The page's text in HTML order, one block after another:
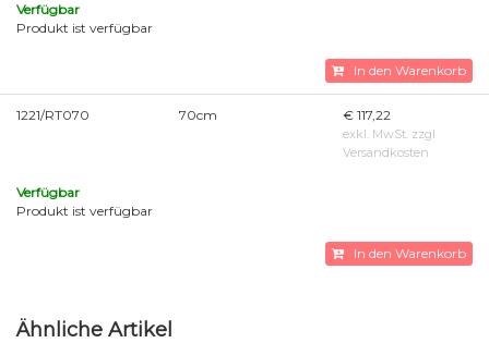
Verfügbar
Produkt ist verfügbar
In den Warenkorb
1221/RT070 70cm € 117,22
exkl. MwSt. zzgl
Versandkosten
Verfügbar
Produkt ist verfügbar
In den Warenkorb
Ähnliche Artikel